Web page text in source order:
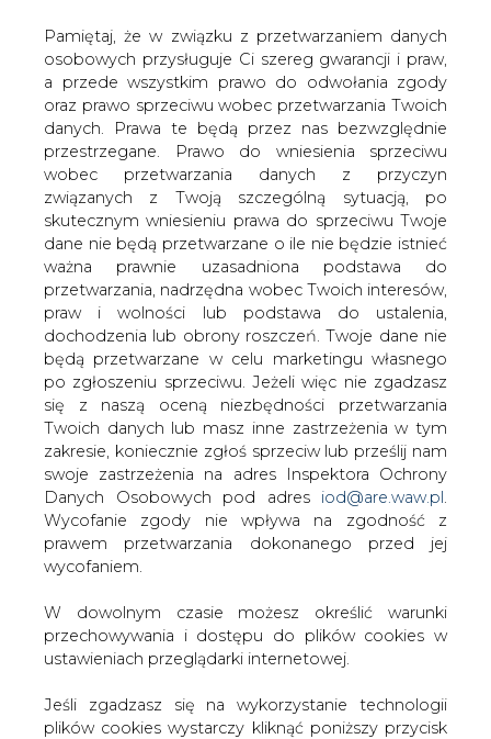
Pamiętaj, że w związku z przetwarzaniem danych
osobowych przysługuje Ci szereg gwarancji i praw,
a przede wszystkim prawo do odwołania zgody
oraz prawo sprzeciwu wobec przetwarzania Twoich
danych. Prawa te będą przez nas bezwzględnie
przestrzegane. Prawo do wniesienia sprzeciwu
wobec przetwarzania danych z przyczyn
związanych z Twoją szczególną sytuacją, po
skutecznym wniesieniu prawa do sprzeciwu Twoje
dane nie będą przetwarzane o ile nie będzie istnieć
ważna prawnie uzasadniona podstawa do
przetwarzania, nadrzędna wobec Twoich interesów,
praw i wolności lub podstawa do ustalenia,
dochodzenia lub obrony roszczeń. Twoje dane nie
będą przetwarzane w celu marketingu własnego
po zgłoszeniu sprzeciwu. Jeżeli więc nie zgadzasz
się z naszą oceną niezbędności przetwarzania
Twoich danych lub masz inne zastrzeżenia w tym
zakresie, koniecznie zgłoś sprzeciw lub prześlij nam
swoje zastrzeżenia na adres Inspektora Ochrony
Danych Osobowych pod adres iod@are.waw.pl
Wycofanie zgody nie wpływa na zgodność z
prawem przetwarzania dokonanego przed jej
wycofaniem.
W dowolnym czasie możesz określić warunki
przechowywania i dostępu do plików cookies w
ustawieniach przeglądarki internetowej.
Jeśli zgadzasz się na wykorzystanie technologii
plików cookies wystarczy kliknąć poniższy przycisk
Jak poinformował Portal Spraw
Zagranicznych, minister ds. ropy
naftowej Arabii Saudyjskiej Ali al-Naimi
zapowiedział, że jego państwo
zainwestuje ok. 100 miliardów USD w
unowocześnienie i rozwinięcie swoich
pól naftowych i gazowych.
Spowodowane jest to zwiększającym
się coraz bardziej popytem na te paliwa
w krajach azjatyckich.
Arabia Saudyjska ma zwiększyć wydobycie gazu do 4,5
miliona metrów sześciennych do 2014 r., co stanowi
wzrost o 40 procent. Saudyjczycy planują m.in.
wykupienie udziałów w kilku rafineriach zagranicznych
oraz budowę dwóch wielkich rafinerii w kraju.
Największe gospodarki azjatyckie nie zamierzają jednak
opierać się wyłącznie na dostawach surowców z rejonu
koncerny energetyczne inwestują na masową skalę m.in.
w afrykański sektor naftowy i gazowy (głównie w Angoli i
Nigerii). Dywersyfikacja dostaw ma na celu
znacznie poprawi bezpieczeństwo sektora
energetycznego – czytamy w PSZ.